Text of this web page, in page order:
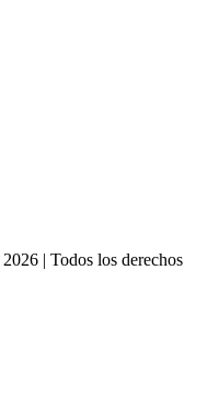
2026 |Todos los derechos